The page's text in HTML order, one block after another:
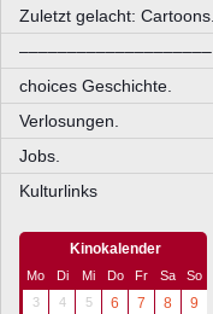
Zuletzt gelacht: Cartoons.
––––––––––––––––––––
choices Geschichte.
Verlosungen.
Jobs.
Kulturlinks
Kinokalender
Mo Di Mi Do Fr Sa
So
3
4 5 6 7 8
9